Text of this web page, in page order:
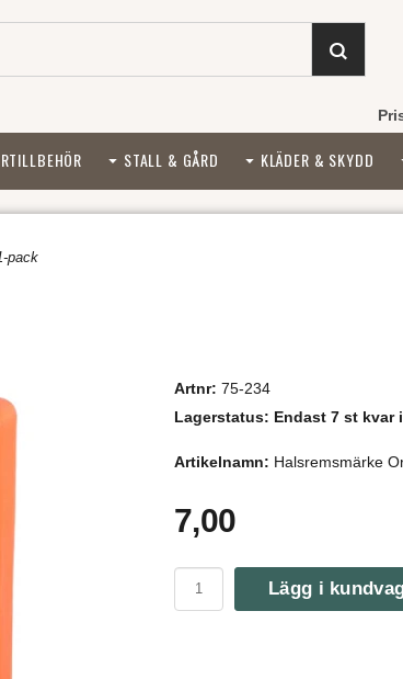
STALL & GÅRD KLÄDER & SKYDD
pack
Artnr: 75-234
Lagerstatus: Endast 7 st kvar
Artikelnamn: Halsremsmärke
7,00
Lägg i